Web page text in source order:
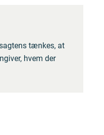
tænkes, at
hvem der